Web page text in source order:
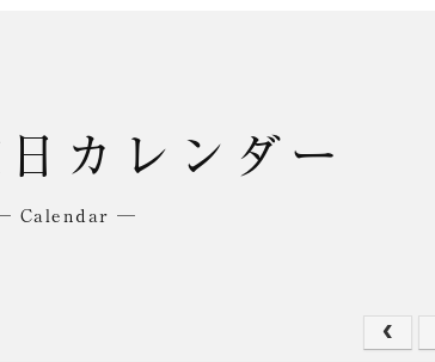
カレンダー
Calendar ─